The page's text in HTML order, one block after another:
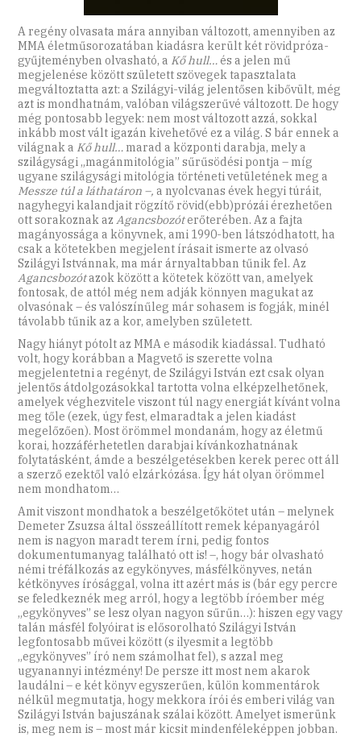
A regény olvasata mára annyiban változott, amennyiben az
MMA életműsorozatában kiadásra került két rövidpróza-
gyűjteményben olvasható, a Kő hull… és a jelen mű
megjelenése között született szövegek tapasztalata
megváltoztatta azt: a Szilágyi-világ jelentősen kibővült, még
azt is mondhatnám, valóban világszerűvé változott. De hogy
még pontosabb legyek: nem most változott azzá, sokkal
inkább most vált igazán kivehetővé ez a világ. S bár ennek a
világnak a Kő hull…marad a központi darabja, mely a
szilágysági „magánmitológia” sűrűsödési pontja – míg
ugyane szilágysági mitológia történeti vetületének meg a
Messze túl a láthatáron –,a nyolcvanas évek hegyi túráit,
nagyhegyi kalandjait rögzítő rövid(ebb)prózái érezhetően
ott sorakoznak azAgancsbozóterőterében. Az a fajta
magányossága a könyvnek, ami 1990-ben látszódhatott, ha
csak a kötetekben megjelent írásait ismerte az olvasó
Szilágyi Istvánnak, ma már árnyaltabban tűnik fel. Az
Agancsbozótazok között a kötetek között van, amelyek
fontosak, de attól még nem adják könnyen magukat az
olvasónak – és valószínűleg már sohasem is fogják, minél
távolabb tűnik az a kor, amelyben született.
Nagy hiányt pótolt az MMA e második kiadással. Tudható
volt, hogy korábban a Magvető is szerette volna
megjelentetni a regényt, de Szilágyi István ezt csak olyan
jelentős átdolgozásokkal tartotta volna elképzelhetőnek,
amelyek véghezvitele viszont túl nagy energiát kívánt volna
meg tőle (ezek, úgy fest, elmaradtak a jelen kiadást
megelőzően). Most örömmel mondanám, hogy az életmű
korai, hozzáférhetetlen darabjai kívánkozhatnának
folytatásként, ámde a beszélgetésekben kerek perec ott áll
a szerző ezektől való elzárkózása. Így hát olyan örömmel
nem mondhatom…
Amit viszont mondhatok a beszélgetőkötet után – melynek
Demeter Zsuzsa által összeállított remek képanyagáról
nem is nagyon maradt terem írni, pedig fontos
dokumentumanyag található ott is! –, hogy bár olvasható
némi tréfálkozás az egykönyves, másfélkönyves, netán
kétkönyves írósággal, volna itt azért más is (bár egy percre
se feledkeznék meg arról, hogy a legtöbb íróember még
„egykönyves” se lesz olyan nagyon sűrűn…): hiszen egy vagy
talán másfél folyóirat is elősorolható Szilágyi István
legfontosabb művei között (s ilyesmit a legtöbb
„egykönyves” író nem számolhat fel), s azzal meg
ugyanannyi intézmény! De persze itt most nem akarok
laudálni – e két könyv egyszerűen, külön kommentárok
nélkül megmutatja, hogy mekkora írói és emberi világ van
Szilágyi István bajuszának szálai között. Amelyet ismerünk
is, meg nem is – most már kicsit mindenféleképpen jobban.